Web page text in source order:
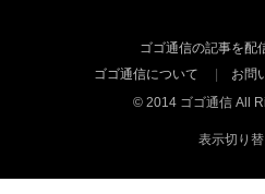
ゴゴ通信の記事を配
ゴゴ通信について
お問
© 2014 ゴゴ通信 All
表示切り替